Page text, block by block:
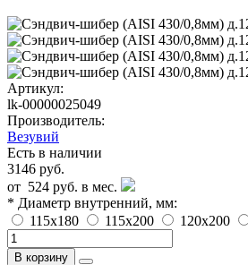
Артикул:
lk-00000025049
Производитель:
Везувий
Есть в наличии
3146 руб.
от 524 руб. в мес.
* Диаметр внутренний, мм:
115х180
115х200 120х200
В корзину